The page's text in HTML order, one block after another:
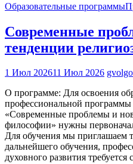
Образовательные программы
Современные
тенденции
1 Июл 202611 Июл 2026
О программе: Для освоения
профессиональной
«Современные проблемы и
философии» нужны
Для обучения мы приглашаем
дальнейшего обучения,
духовного развития